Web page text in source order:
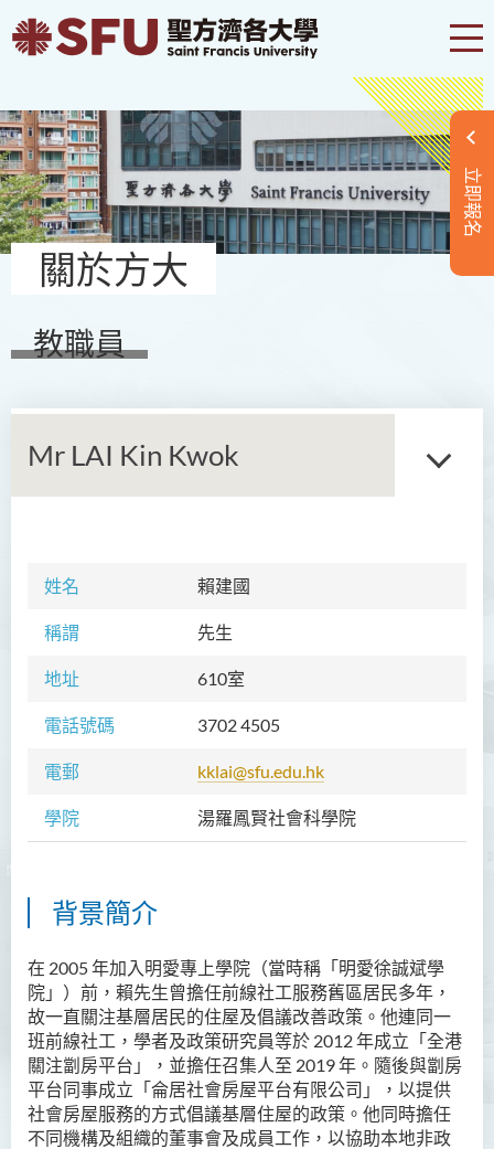
立即報名
關於方大
教職員
Mr LAI Kin Kwok
姓名 賴建國
稱謂 先生
地址 610室
電話號碼 3702 4505
電郵 kklai@sfu.edu.hk
學院 湯羅鳳賢社會科學院
背景簡介
在 2005年加入明愛專上學院（當時稱 「明愛徐誠斌學
院 」 ）前，賴先生曾擔任前線社工服務舊區居民多年，
故一直關注基層居民的住屋及倡議改善政策。他連同一
班前線社工，學者及政策研究員等於 2012年成立 「全港
關注劏房平台 」 ，並擔任召集人至 2019年。隨後與劏房
平台同事成立 「侖居社會房屋平台有限公司 」，以提供
社會房屋服務的方式倡議基層住屋的政策。他同時擔任
不同機構及組織的董事會及成員工作，以協助本地非政
Dr LAM Chiu Wan
Ms Villy LO Suk Ling
Ms Angie HUNG Yiu Ying
Ms Mickey IP Po Na
Mr Michael LAU Sik Wai
Ms Clara LAW Ying Tsz